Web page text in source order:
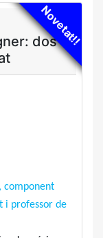
Novetat!!
dos
component
i professor de